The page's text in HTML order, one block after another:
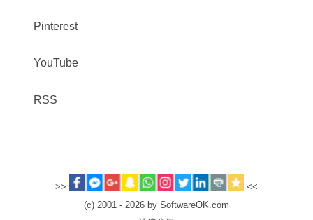
Pinterest
YouTube
RSS
>>
<<
(c) 2001 - 2026 by SoftwareOK.com